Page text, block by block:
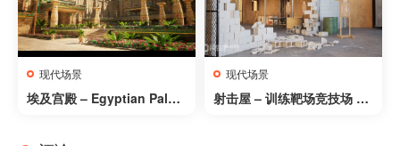
现代场景
埃及宫殿 – Egyptian Palac
现代场景
射击屋 – 训练靶场竞技场 –